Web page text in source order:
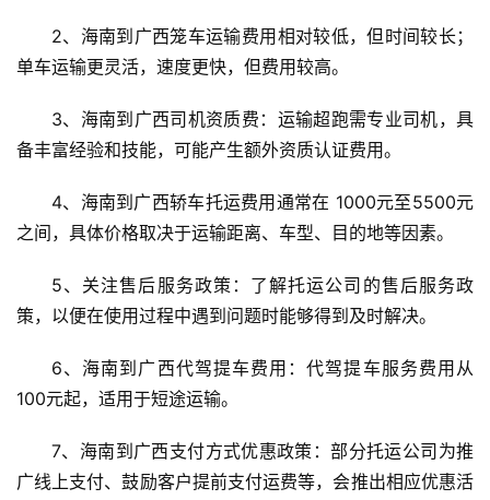
2、海南到广西笼车运输费用相对较低，但时间较长；
单车运输更灵活，速度更快，但费用较高。
3、海南到广西司机资质费：运输超跑需专业司机，具
备丰富经验和技能，可能产生额外资质认证费用。
4、海南到广西轿车托运费用通常在 1000元至5500元
之间，具体价格取决于运输距离、车型、目的地等因素。
5、关注售后服务政策：了解托运公司的售后服务政
策，以便在使用过程中遇到问题时能够得到及时解决。
6、海南到广西代驾提车费用：代驾提车服务费用从
100元起，适用于短途运输。
7、海南到广西支付方式优惠政策：部分托运公司为推
广线上支付、鼓励客户提前支付运费等，会推出相应优惠活